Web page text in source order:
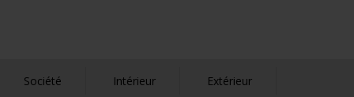
Société Intérieur Extérieur